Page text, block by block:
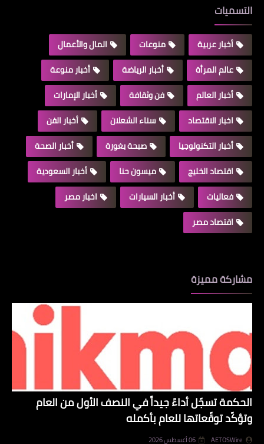
التسميات
أخبار عربية منوعات
المال والأعمال
عالم المرأة
أخبار الرياضة
أخبار منوعة
أخبار العالم
فن وثقافة
أخبار الإمارات
اخبار الاقتصاد
سناء الشعلان
أخبار الفن
أخبار التكنولوجيا
صبحة بغورة
أخبار الصحة
اقتصاد الخليج
ميسون حنا
أخبار السعودية
فعاليات
أخبار السيارات
اخبار مصر
اقتصاد مصر
مشاركة مميزة
الحكمة تسجّل أداءً جيداً في النصف الأول من العام
وتؤكّد توقّعاتها للعام بأكمله
AETOSWire 06 أغسطس 2026